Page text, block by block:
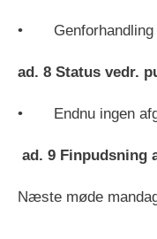
• Genforhandling
ad. 8 Status vedr.
• Endnu ingen
ad. 9 Finpudsning
Næste møde